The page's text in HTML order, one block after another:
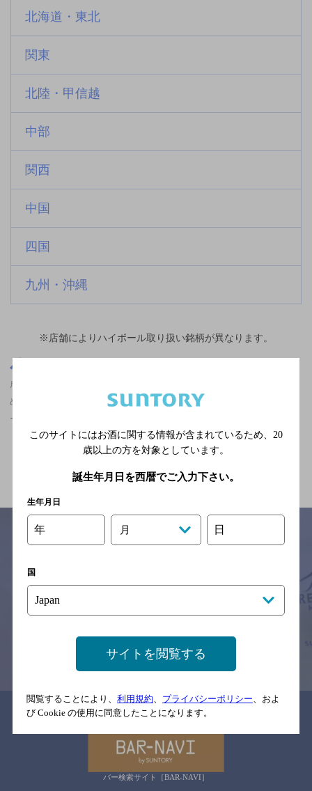
北海道・東北
関東
北陸・甲信越
中部
関西
中国
四国
九州・沖縄
※店舗によりハイボール取り扱い銘柄が異なります。
成田駅(千葉県)周辺500m,エスニック・無国籍,カールスバーグが飲
める,誕生日や記念日のサービスあり,3,000円以上～5,000円未満,ク
ーポンありの神泡超達人店
※それぞれのお店のメニューや営業時間などの掲載情報については、
念のためお店にご確認の上ご来店くださいますようお願い申し上げま
情報提供：ぐるなび
関連リンク
バー検索サイト［BAR-NAVI］
このサイトにはお酒に関する情報が含まれているため、 20
歳以上の方を対象としています。
誕生年月日を西暦でご入力下さい。
生年月日
年 月 日
国
サイトを閲覧する
閲覧することにより、 利用規約、 プライバシーポリシー、およ
び Cookie の使用に同意したことになります。